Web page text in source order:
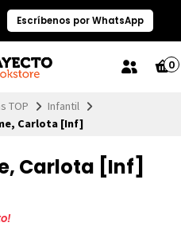
Escríbenos por WhatsApp
0
TOP
Infantil
Carlota [Inf]
Carlota [Inf]